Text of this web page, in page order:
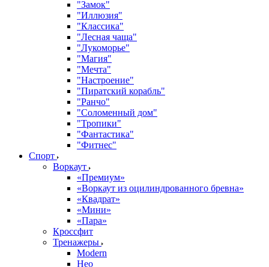
"Замок"
"Иллюзия"
"Классика"
"Лесная чаща"
"Лукоморье"
"Магия"
"Мечта"
"Настроение"
"Пиратский корабль"
"Ранчо"
"Соломенный дом"
"Тропики"
"Фантастика"
"Фитнес"
Спорт
Воркаут
«Премиум»
«Воркаут из оцилиндрованного бревна»
«Квадрат»
«Мини»
«Пара»
Кроссфит
Тренажеры
Modern
Нео